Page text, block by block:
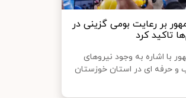
بر رعایت بومی گزینی در
تاکید کرد
با اشاره به وجود نیروهای
و حرفه ای در استان خوزستان